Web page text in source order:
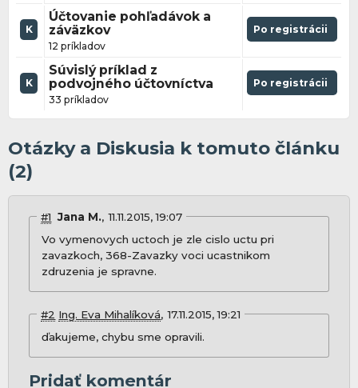
K
Účtovanie pohľadávok a
záväzkov
12 príkladov
Po registrácii
K
Súvislý príklad z
podvojného účtovníctva
33 príkladov
Po registrácii
Otázky a Diskusia k tomuto článku
(2)
#1 Jana M.
11.11.2015, 19:07
Vo vymenovych uctoch je zle cislo uctu pri
zavazkoch, 368-Zavazky voci ucastnikom
zdruzenia je spravne.
#2 Ing. Eva Mihalíková
17.11.2015, 19:21
ďakujeme, chybu sme opravili.
Pridať komentár